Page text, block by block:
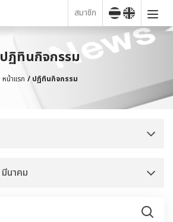
สมาชิก
ปฏิทินกิจกรรม
หน้าแรก ปฏิทินกิจกรรม
มีนาคม